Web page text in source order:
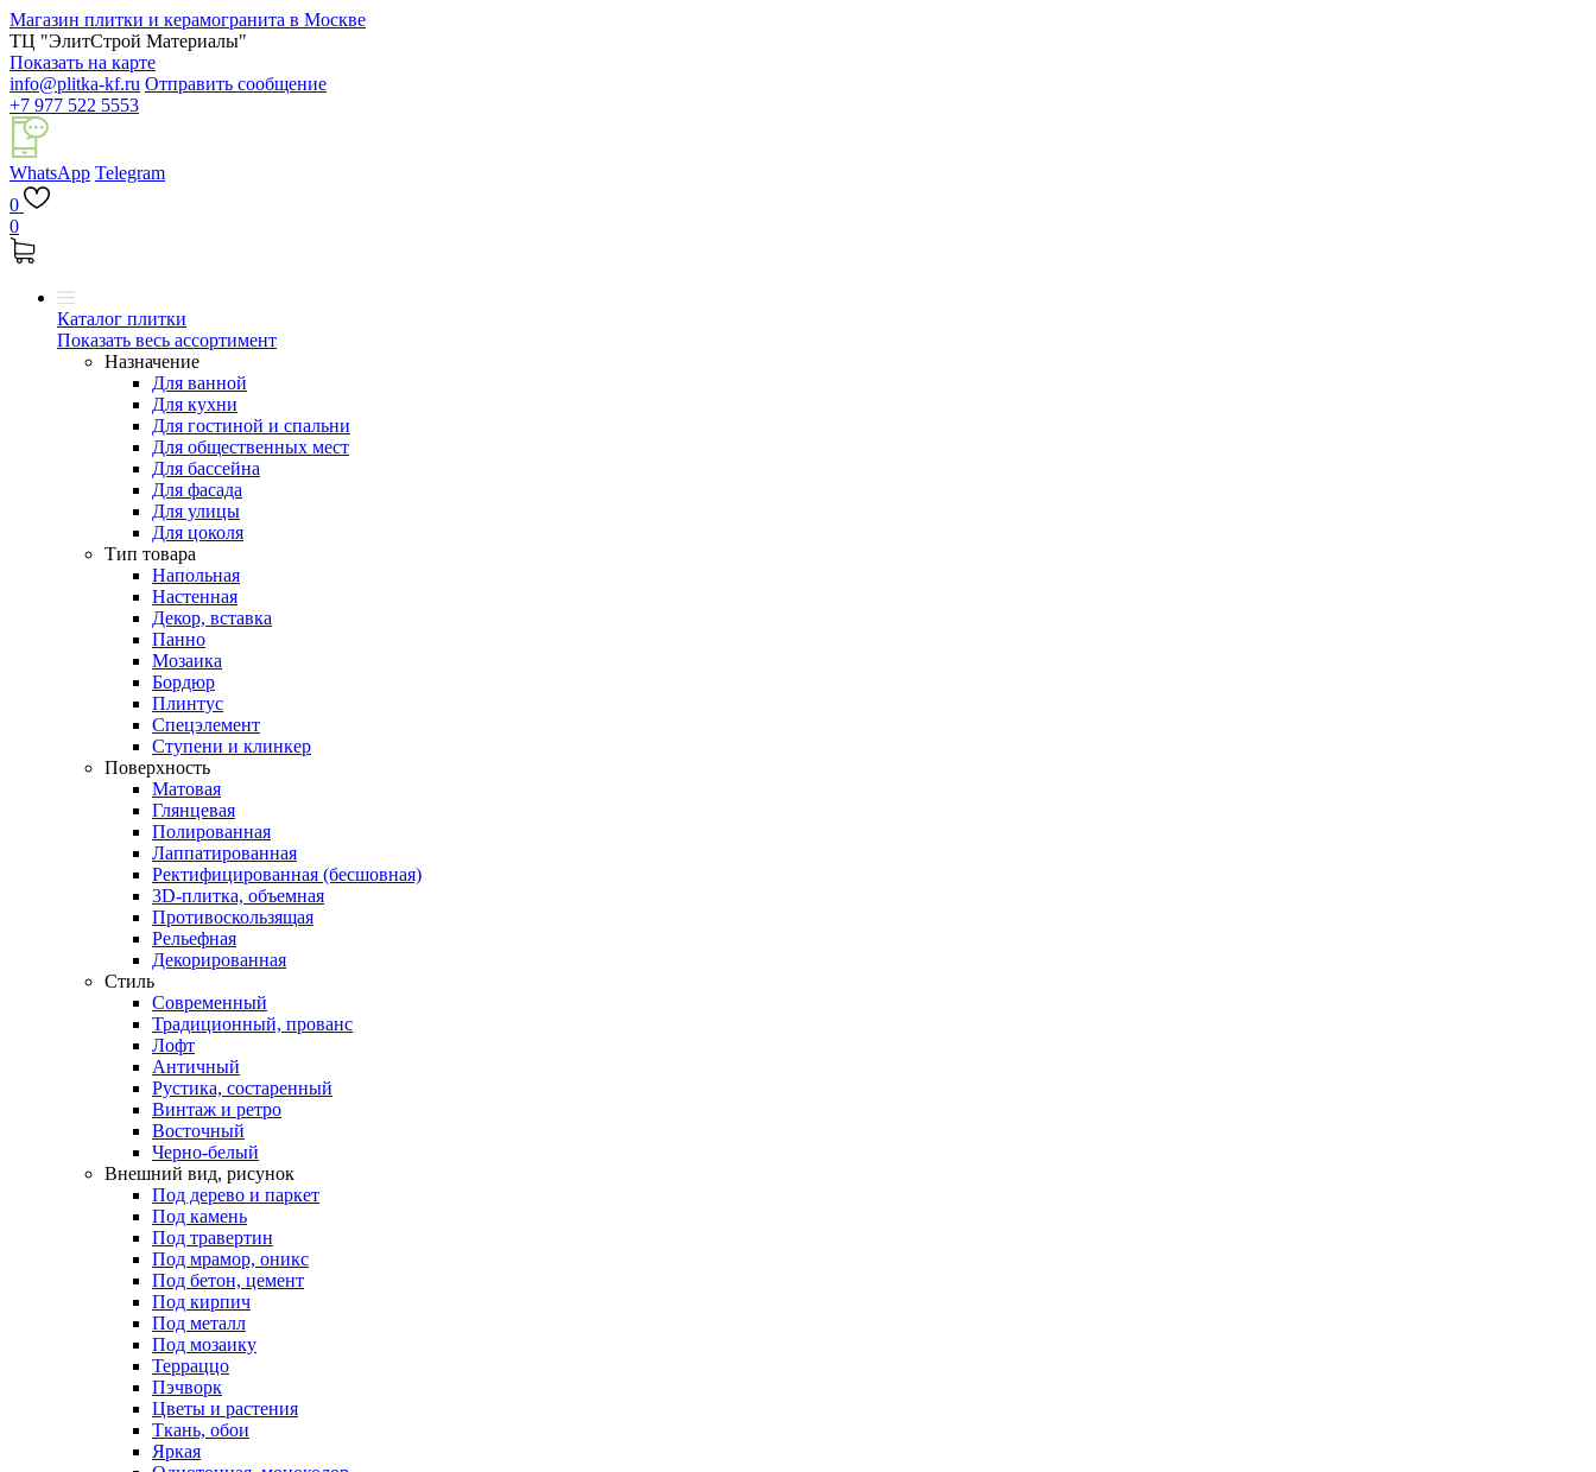
Магазин плитки и керамогранита в Москве
ТЦ "ЭлитСтрой Материалы"
Показать на карте
info@plitka-kf.ru Отправить сообщение
+7 977 522 5553
WhatsApp Telegram
0
0
Каталог плитки
Показать весь ассортимент
Назначение
Для ванной
Для кухни
Для гостиной и спальни
Для общественных мест
Для бассейна
Для фасада
Для улицы
Для цоколя
Тип товара
Напольная
Настенная
Декор, вставка
Панно
Мозаика
Бордюр
Плинтус
Спецэлемент
Ступени и клинкер
Поверхность
Матовая
Глянцевая
Полированная
Лаппатированная
Ректифицированная (бесшовная)
3D-плитка, объемная
Противоскользящая
Рельефная
Декорированная
Стиль
Современный
Традиционный, прованс
Лофт
Античный
Рустика, состаренный
Винтаж и ретро
Восточный
Черно-белый
Внешний вид, рисунок
Под дерево и паркет
Под камень
Под травертин
Под мрамор, оникс
Под бетон, цемент
Под кирпич
Под металл
Под мозаику
Терраццо
Пэчворк
Цветы и растения
Ткань, обои
Яркая